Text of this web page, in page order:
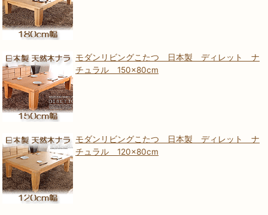
モダンリビングこたつ 日本製 ディレット ナ
チュラル 150×80cm
モダンリビングこたつ 日本製 ディレット ナ
チュラル 120×80cm